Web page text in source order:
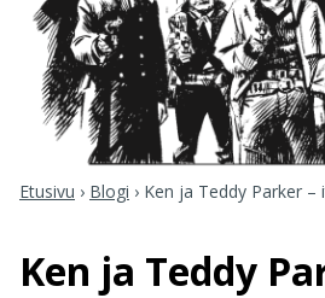
Etusivu › Blogi › Ken ja Teddy Parker
Ken ja Teddy